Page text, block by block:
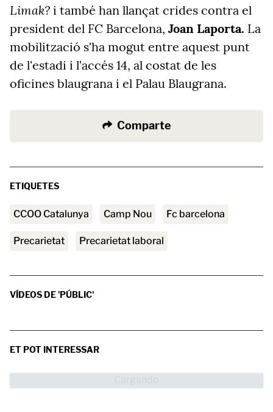
Limak? i també han llançat crides contra el
president del FC Barcelona, Joan Laporta. La
mobilització s'ha mogut entre aquest punt
de l'estadi i l'accés 14, al costat de les
oficines blaugrana i el Palau Blaugrana.
Comparte
ETIQUETES
CCOO Catalunya Camp Nou fc barcelona
precarietat precarietat laboral
VÍDEOS DE 'PÚBLIC'
ET POT INTERESSAR